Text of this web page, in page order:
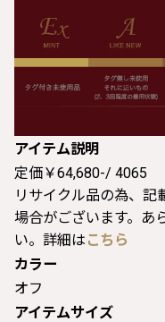
アイテム説明
定価￥64,680-/ 4065
リサイクル品の為、記
場合がございます。あ
い。詳細は こちら
カラー
オフ
アイテムサイズ